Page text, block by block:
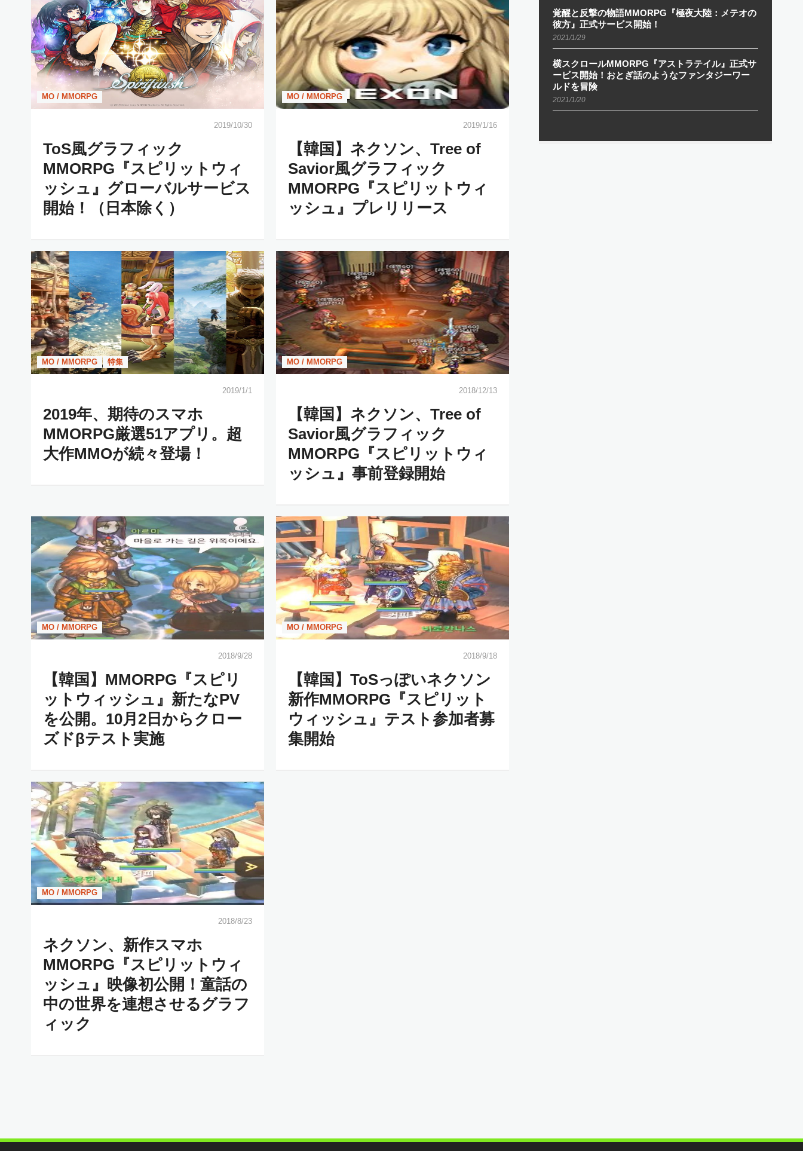
MO / MMORPG
2019/10/30
ToS風グラフィック
MMORPG『スピリットウィ
ッシュ』グローバルサービス
開始！（日本除く）
MO / MMORPG
2019/1/16
【韓国】ネクソン、Tree of
Savior風グラフィック
MMORPG『スピリットウィ
ッシュ』プレリリース
MO / MMORPG 特集
2019/1/1
2019年、期待のスマホ
MMORPG厳選51アプリ。超
大作MMOが続々登場！
MO / MMORPG
2018/12/13
【韓国】ネクソン、Tree of
Savior風グラフィック
MMORPG『スピリットウィ
ッシュ』事前登録開始
MO / MMORPG
2018/9/28
【韓国】MMORPG『スピリ
ットウィッシュ』新たなPV
を公開。10月2日からクロー
ズドβテスト実施
MO / MMORPG
2018/9/18
【韓国】ToSっぽいネクソン
新作MMORPG『スピリット
ウィッシュ』テスト参加者募
集開始
MO / MMORPG
2018/8/23
ネクソン、新作スマホ
MMORPG『スピリットウィ
ッシュ』映像初公開！童話の
中の世界を連想させるグラフ
ィック
覚醒と反撃の物語MMORPG『極夜大陸：メテオの
彼方』正式サービス開始！
2021/1/29
横スクロールMMORPG『アストラテイル』正式サ
ービス開始！おとぎ話のようなファンタジーワー
ルドを冒険
2021/1/20